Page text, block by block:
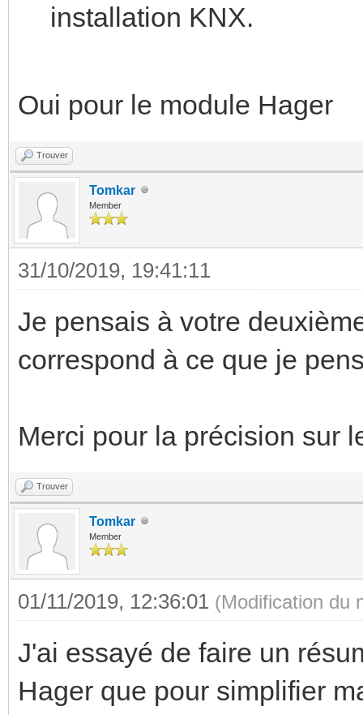
installation KNX.
Oui pour le module Hager
Trouver
Tomkar
Member
31/10/2019, 19:41:11
Je pensais à votre
correspond à ce que je
Merci pour la précision sur
Trouver
Tomkar
Member
01/11/2019, 12:36:01 (Modification du
J'ai essayé de faire un
Hager que pour simplifier